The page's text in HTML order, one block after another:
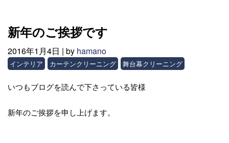
新年のご挨拶です
2016年1月4日 | by hamano
インテリア カーテンクリーニング 舞台幕クリーニング
いつもブログを読んで下さっている皆様
新年のご挨拶を申し上げます。